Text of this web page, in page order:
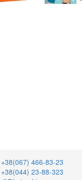
+38(067) 466-83-23
+38(044) 23-88-323